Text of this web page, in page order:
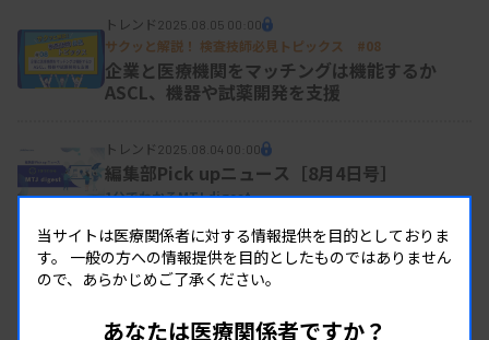
トレンド 2025.08.05 00:00
サクッと解説！ 検査技師必見トピックス #08
企業と医療機関をマッチングは機能するか
ASCL、機器や試薬開発を支援
トレンド 2025.08.04 00:00
編集部Pick upニュース［8月4日号］
1分でわかるMTJ digest
トレンド2025.07.04 00:00
サクッと解説！ 検査技師必見トピックス #07
当サイトは医療関係者に対する情報提供を目的としておりま
す。 一般の方への情報提供を目的としたものではありません
ので、あらかじめご了承ください。
あなたは医療関係者ですか？